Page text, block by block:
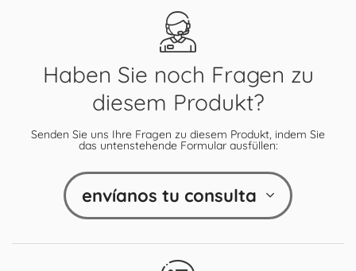
Haben Sie noch Fragen zu
diesem Produkt?
Senden Sie uns Ihre Fragen zu diesem Produkt, indem Sie
das untenstehende Formular ausfüllen:
envíanos tu consulta